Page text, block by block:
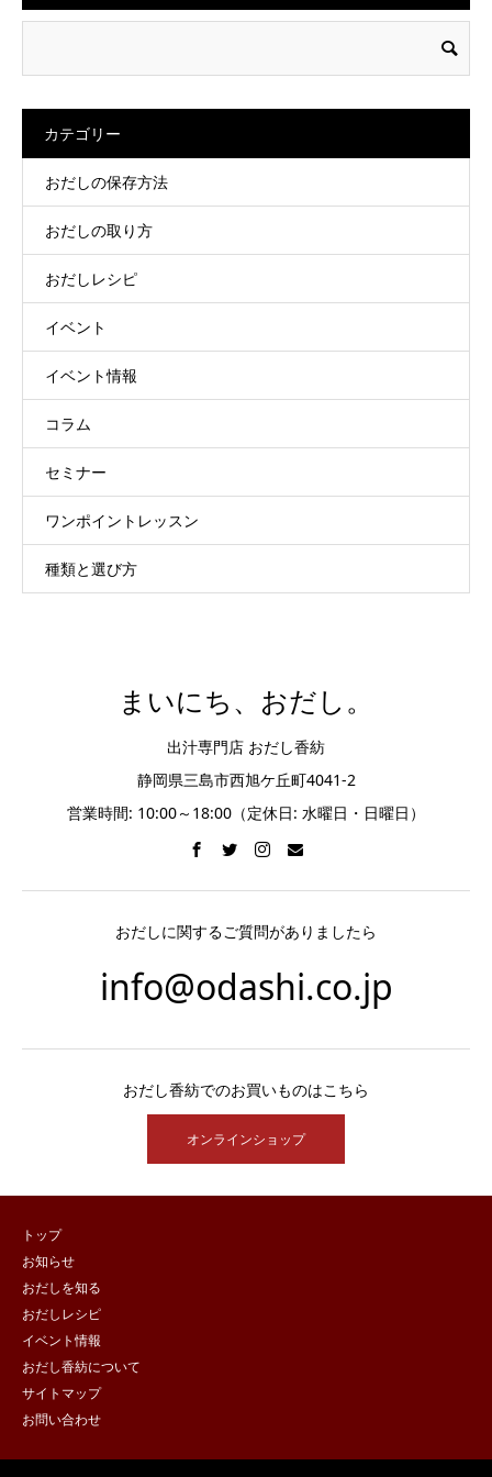
カテゴリー
おだしの保存方法
おだしの取り方
おだしレシピ
イベント
イベント情報
コラム
セミナー
ワンポイントレッスン
種類と選び方
まいにち、おだし。
出汁専門店 おだし香紡
静岡県三島市西旭ケ丘町4041-2
営業時間: 10:00～18:00（定休日: 水曜日・日曜日）
おだしに関するご質問がありましたら
info@odashi.co.jp
おだし香紡でのお買いものはこちら
オンラインショップ
トップ
お知らせ
おだしを知る
おだしレシピ
イベント情報
おだし香紡について
サイトマップ
お問い合わせ